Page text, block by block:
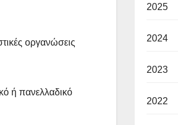
οργανώσεις
ή πανελλαδικό
2025
2024
2023
2022